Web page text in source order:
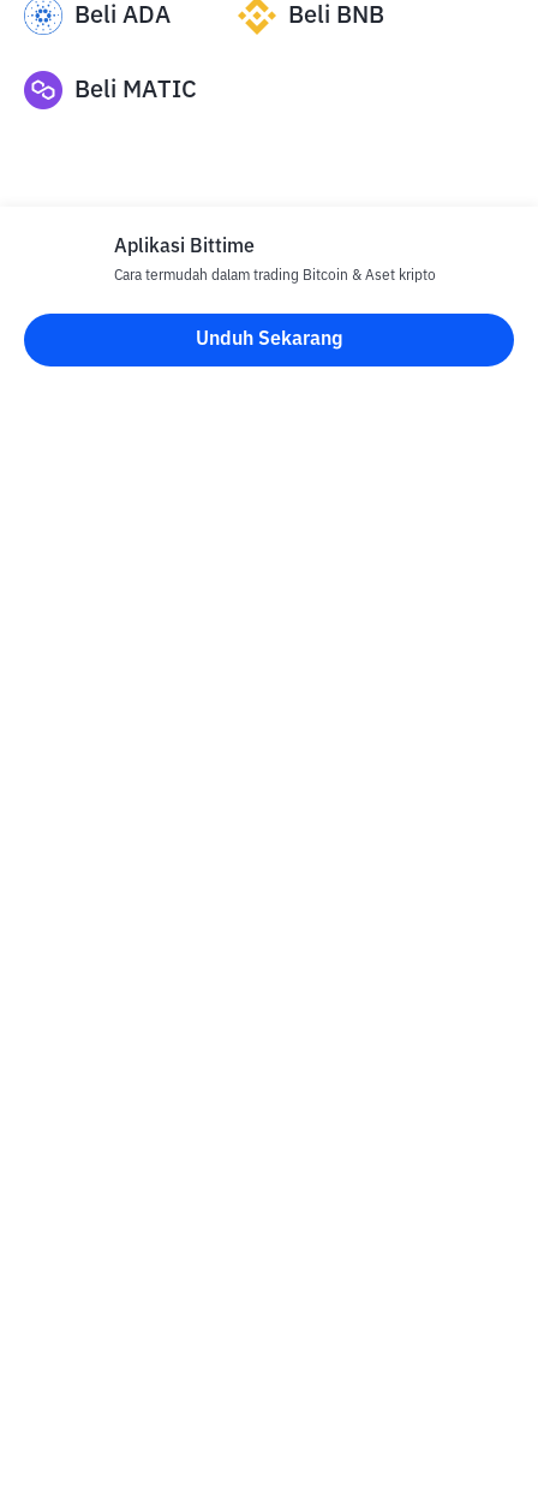
Beli ADA Beli BNB
Beli MATIC
Disclaimer
Semua Artikel pada website ini hanya bersifat informasi dan
Aplikasi Bittime
Cara termudah dalam trading Bitcoin & Aset kripto
Unduh Sekarang